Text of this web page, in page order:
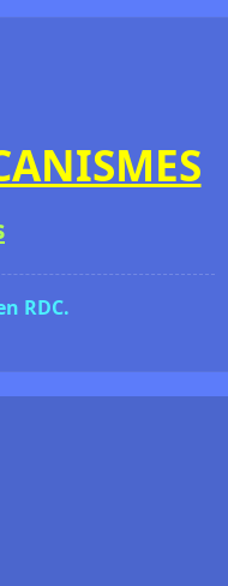
RDC.